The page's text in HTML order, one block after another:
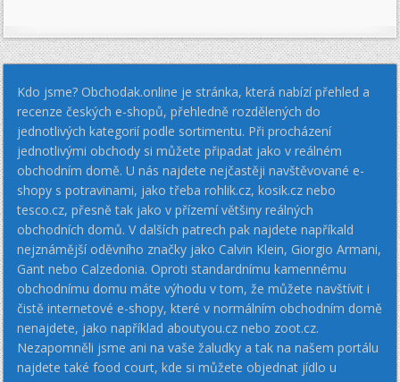
Kdo jsme? Obchodak.online je stránka, která nabízí přehled a
recenze českých e-shopů, přehledně rozdělených do
jednotlivých kategorií podle sortimentu. Při procházení
jednotlivými obchody si můžete připadat jako v reálném
obchodním domě. U nás najdete nejčastěji navštěvované e-
shopy s potravinami, jako třeba rohlik.cz, kosik.cz nebo
tesco.cz, přesně tak jako v přízemí většiny reálných
obchodních domů. V dalších patrech pak najdete napříkald
nejznámější oděvního značky jako Calvin Klein, Giorgio Armani,
Gant nebo Calzedonia. Oproti standardnímu kamennému
obchodnímu domu máte výhodu v tom, že můžete navštívit i
čistě internetové e-shopy, které v normálním obchodním domě
nenajdete, jako například aboutyou.cz nebo zoot.cz.
Nezapomněli jsme ani na vaše žaludky a tak na našem portálu
najdete také food court, kde si můžete objednat jídlo u